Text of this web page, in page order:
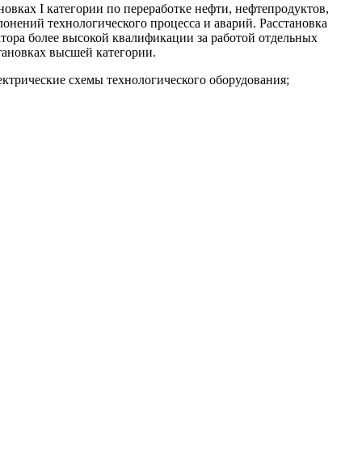
I категории по переработке нефти, нефтепродуктов,
технологического процесса и аварий. Расстановка
более высокой квалификации за работой отдельных
высшей категории.
схемы технологического оборудования;